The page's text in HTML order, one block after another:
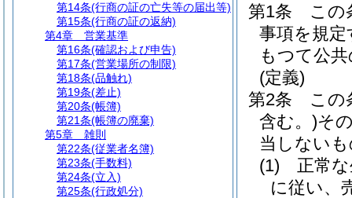
第1条
この
事項を規
もつて公
(定義)
第2条
この
含む。)そ
当しない
(1)
正常
に従い、
第14条(行商の証の亡失等の届出等)
第15条(行商の証の返納)
第4章
営業基準
第16条(確認および申告)
第17条(営業場所の制限)
第18条(品触れ)
第19条(差止)
第20条(帳簿)
第21条(帳簿の廃棄)
第5章
雑則
第22条(従業者名簿)
第23条(手数料)
第24条(立入)
第25条(行政処分)